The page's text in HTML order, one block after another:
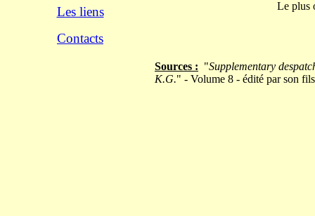
Les liens
Contacts
Le plus
Sources : "Supplementary
K.G." - Volume 8 - édité par son